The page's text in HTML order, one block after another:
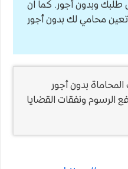
طلبك وبدون أجور. كما ان
محامي لك بدون أجور
بدون أجور
الرسوم ونفقات القضايا